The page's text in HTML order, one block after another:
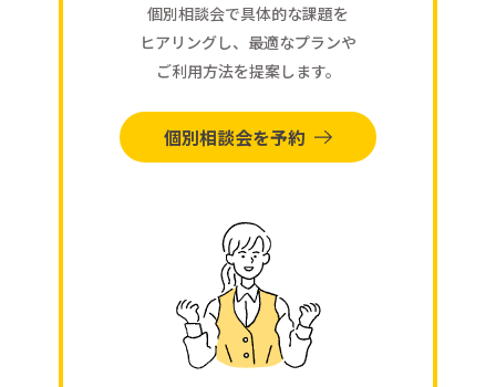
個別相談会で具体的な課題を
ヒアリングし、最適なプランや
ご利用方法を提案します。
個別相談会を予約